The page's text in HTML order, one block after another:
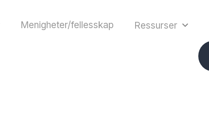
Menigheter/fellesskap Ressurser